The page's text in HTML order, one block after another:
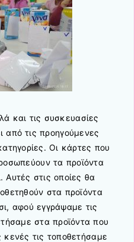
και τις συσκευασίες
από τις προηγούμενες
Οι κάρτες που
τα προϊόντα
στις οποίες θα
στα προϊόντα
αφού εγγράψαμε τις
στα προϊόντα που
τις τοποθετήσαμε